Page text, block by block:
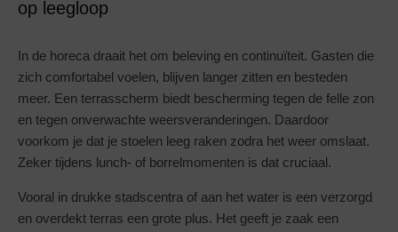
op leegloop
In de horeca draait het om beleving en continuïteit. Gasten die
zich comfortabel voelen, blijven langer zitten en besteden
meer. Een terrasscherm biedt bescherming tegen de felle zon
en tegen onverwachte weersveranderingen. Daardoor
voorkom je dat je stoelen leeg raken zodra het weer omslaat.
Zeker tijdens lunch- of borrelmomenten is dat cruciaal.
Vooral in drukke stadscentra of aan het water is een verzorgd
en overdekt terras een grote plus. Het geeft je zaak een